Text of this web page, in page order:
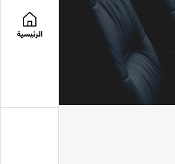
الرئيسية